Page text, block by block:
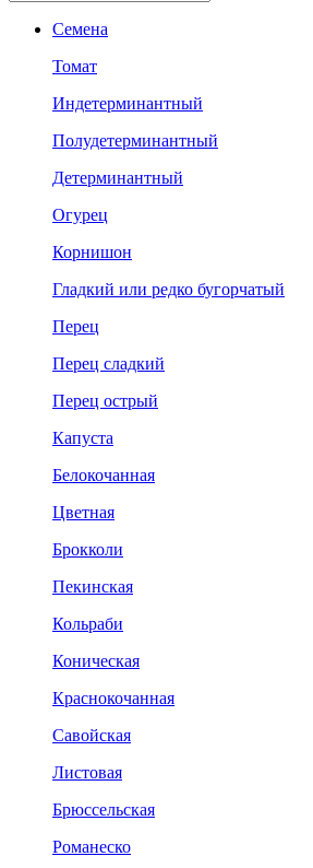
Семена
Томат
Индетерминантный
Полудетерминантный
Детерминантный
Огурец
Корнишон
Гладкий или редко бугорчатый
Перец
Перец сладкий
Перец острый
Капуста
Белокочанная
Цветная
Брокколи
Пекинская
Кольраби
Коническая
Краснокочанная
Савойская
Листовая
Брюссельская
Романеско